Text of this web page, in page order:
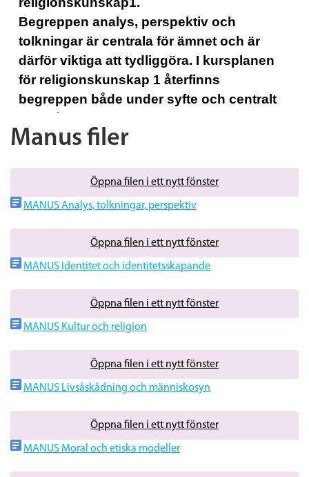
Manus filer
Öppna filen i ett nytt fönster
MANUS Analys, tolkningar, perspektiv
Öppna filen i ett nytt fönster
MANUS Identitet och identitetsskapande
Öppna filen i ett nytt fönster
MANUS Kultur och religion
Öppna filen i ett nytt fönster
MANUS Livsåskådning och människosyn
Öppna filen i ett nytt fönster
MANUS Moral och etiska modeller